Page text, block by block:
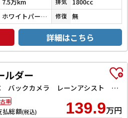
ホワイトパールクリスタルシャイン 修復 無
詳細はこちら
ルダー
1．5G 純正ナビ TV ETC バックカメラ レーンアシスト 衝突被害軽減システム オートマチックハイビーム スマートキー アイドリングストップ 電動格納ミラー CVT 衝突安全ボディ ABS
払総額(税込) 139.9万円
車